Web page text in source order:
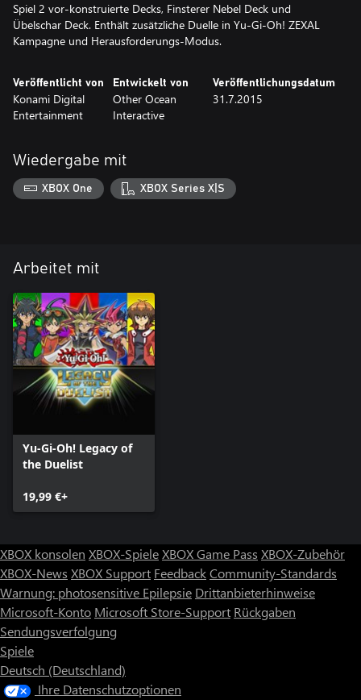
Spiel 2 vor-konstruierte Decks, Finsterer Nebel Deck und
Übelschar Deck. Enthält zusätzliche Duelle in Yu-Gi-Oh! ZEXAL
Kampagne und Herausforderungs-Modus.
Veröffentlicht von
Konami Digital
Entertainment
Entwickelt von
Other Ocean
Interactive
Veröffentlichungsdatum
31.7.2015
Wiedergabe mit
XBOX One XBOX Series X|S
Arbeitet mit
Yu-Gi-Oh! Legacy of
the Duelist
19,99 €+
XBOX konsolen XBOX-SpieleXBOX Game Pass XBOX-Zubehör
XBOX-News XBOX Support FeedbackCommunity-Standards
Warnung: photosensitive Epilepsie Drittanbieterhinweise
Microsoft-Konto Microsoft Store-Support Rückgaben
Sendungsverfolgung
Spiele
Deutsch (Deutschland)
Ihre Datenschutzoptionen